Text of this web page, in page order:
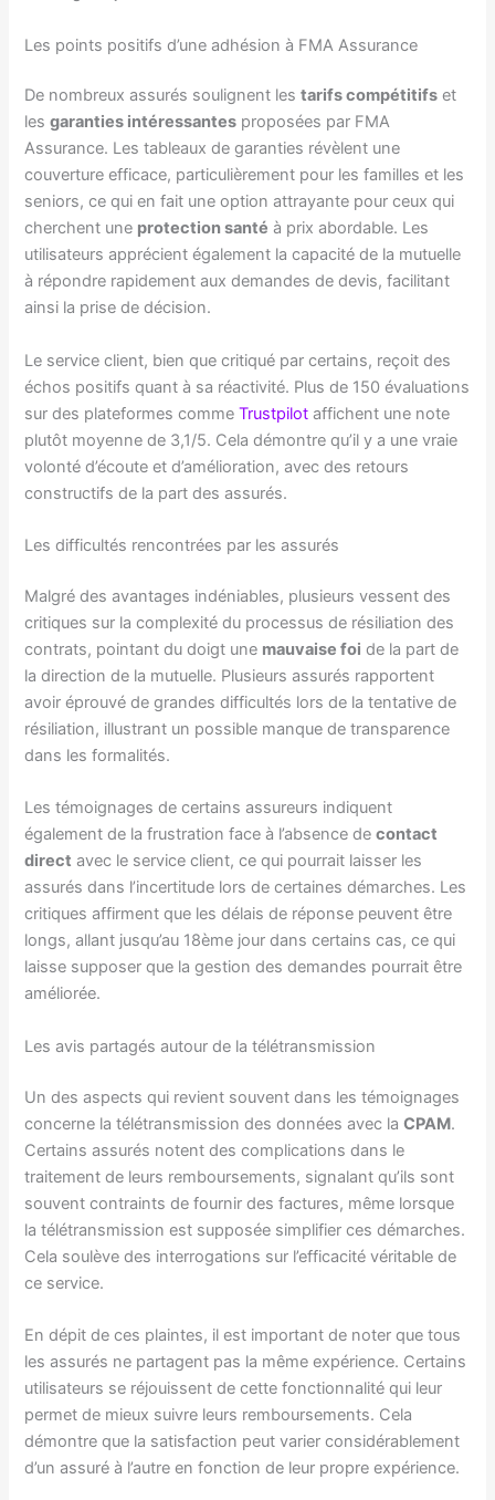
Les points positifs d’une adhésion à FMA Assurance
De nombreux assurés soulignent lestarifs compétitifs et
lesgaranties intéressantes proposées par FMA
Assurance. Les tableaux de garanties révèlent une
couverture efficace, particulièrement pour les familles et les
seniors, ce qui en fait une option attrayante pour ceux qui
cherchent une protection santé à prix abordable. Les
utilisateurs apprécient également la capacité de la mutuelle
à répondre rapidement aux demandes de devis, facilitant
ainsi la prise de décision.
Le service client, bien que critiqué par certains, reçoit des
échos positifs quant à sa réactivité. Plus de 150 évaluations
sur des plateformes commeTrustpilot affichent une note
plutôt moyenne de 3,1/5. Cela démontre qu’il y a une vraie
volonté d’écoute et d’amélioration, avec des retours
constructifs de la part des assurés.
Les difficultés rencontrées par les assurés
Malgré des avantages indéniables, plusieurs vessent des
critiques sur la complexité du processus de résiliation des
contrats, pointant du doigt une mauvaise foi de la part de
la direction de la mutuelle. Plusieurs assurés rapportent
avoir éprouvé de grandes difficultés lors de la tentative de
résiliation, illustrant un possible manque de transparence
dans les formalités.
Les témoignages de certains assureurs indiquent
également de la frustration face à l’absence decontact
direct avec le service client, ce qui pourrait laisser les
assurés dans l’incertitude lors de certaines démarches. Les
critiques affirment que les délais de réponse peuvent être
longs, allant jusqu’au 18ème jour dans certains cas, ce qui
laisse supposer que la gestion des demandes pourrait être
améliorée.
Les avis partagés autour de la télétransmission
Un des aspects qui revient souvent dans les témoignages
concerne la télétransmission des données avec laCPAM.
Certains assurés notent des complications dans le
traitement de leurs remboursements, signalant qu’ils sont
souvent contraints de fournir des factures, même lorsque
la télétransmission est supposée simplifier ces démarches.
Cela soulève des interrogations sur l’efficacité véritable de
ce service.
En dépit de ces plaintes, il est important de noter que tous
les assurés ne partagent pas la même expérience. Certains
utilisateurs se réjouissent de cette fonctionnalité qui leur
permet de mieux suivre leurs remboursements. Cela
démontre que la satisfaction peut varier considérablement
d’un assuré à l’autre en fonction de leur propre expérience.